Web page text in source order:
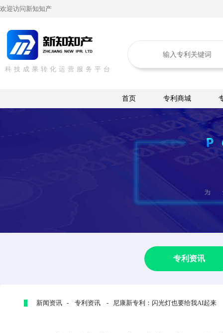
欢迎访问新知知产
科技成果转化运营服务平台
首页 专利商城
专利资讯
新闻资讯 - 专利资讯 - 尼康新专利：闪光灯也要给我AI起来